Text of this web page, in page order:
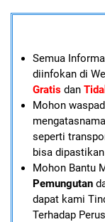
Semua
diinfokan di
Gratisdan
Mohon
seperti
bisa
Mohon Bantu
Pemungutan
dapat kami
Terhadap